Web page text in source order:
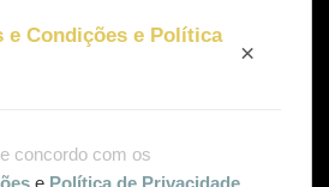
e Condições e Política
×
concordo com os
e Política de Privacidade